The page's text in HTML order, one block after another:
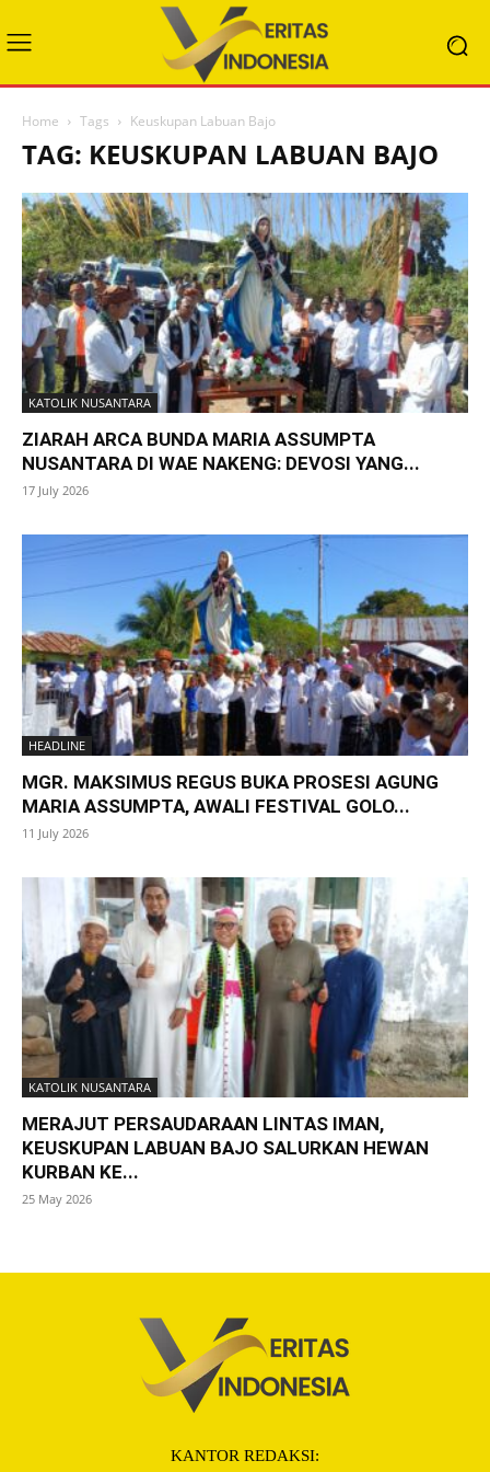
Home Tags Keuskupan Labuan Bajo
TAG: KEUSKUPAN LABUAN BAJO
KATOLIK NUSANTARA
ZIARAH ARCA BUNDA MARIA ASSUMPTA
NUSANTARA DI WAE NAKENG: DEVOSI YANG...
17 July 2026
HEADLINE
MGR. MAKSIMUS REGUS BUKA PROSESI AGUNG
MARIA ASSUMPTA, AWALI FESTIVAL GOLO...
11 July 2026
KATOLIK NUSANTARA
MERAJUT PERSAUDARAAN LINTAS IMAN,
KEUSKUPAN LABUAN BAJO SALURKAN HEWAN
KURBAN KE...
25 May 2026
KANTOR REDAKSI: